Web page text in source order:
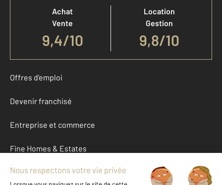
Achat
Vente
9,4/10
Location
Gestion
9,8/10
Offres d'emploi
Devenir franchisé
Entreprise et commerce
Fine Homes & Estates
À propos